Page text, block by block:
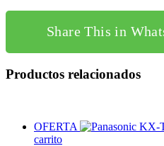
Share This in
Productos relacionados
OFERTA
carrito